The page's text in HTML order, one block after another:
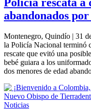
abandonados
Montenegro, Quindío | 31
la Policía Nacional terminó
rescate que evitó una
bebé guiara a los
dos menores de edad
Noticias